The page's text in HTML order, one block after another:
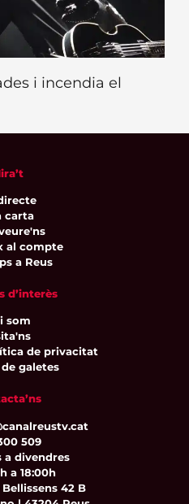
i incendia el
carta
al compte
a Reus
d’interès
som
de privacitat
galetes
509
a divendres
a 18:00h
42 B